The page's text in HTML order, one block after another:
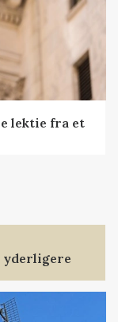
lektie fra et
yderligere